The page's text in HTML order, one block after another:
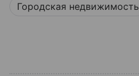
Городская недвижимость